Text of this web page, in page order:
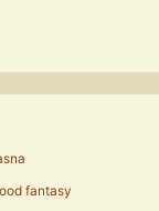
fantasy